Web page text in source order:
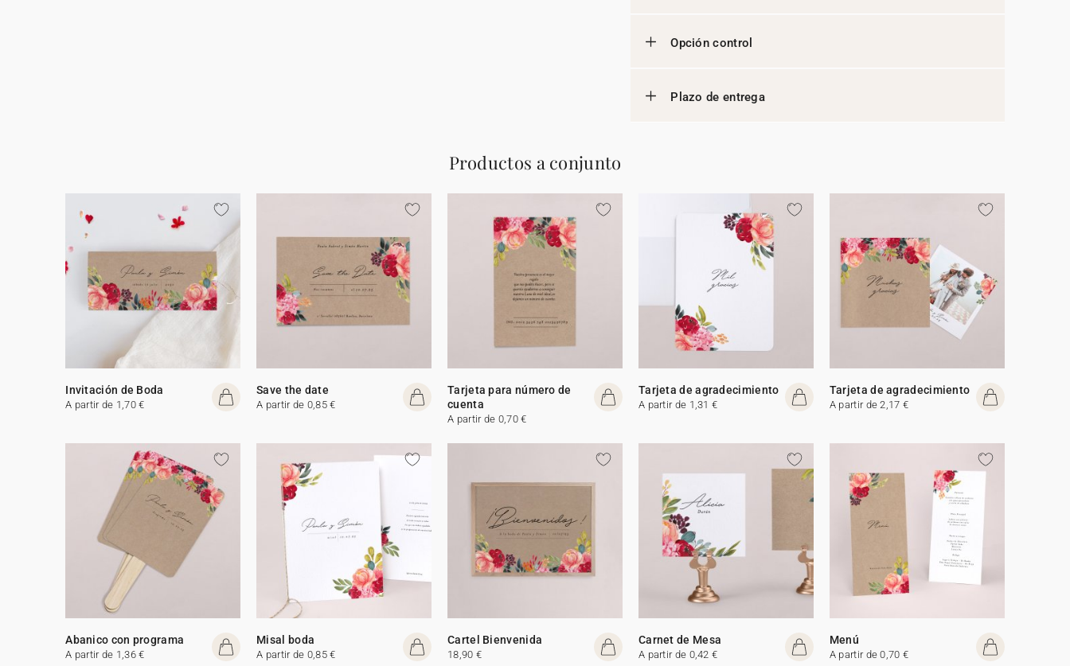
Opción control
Plazo de entrega
Productos a conjunto
Invitación de Boda
A partir de 1,70 €
Save the date
A partir de 0,85 €
Tarjeta para número de
cuenta
A partir de 0,70 €
Tarjeta de agradecimiento
A partir de 1,31 €
Tarjeta de agradecimiento
A partir de 2,17 €
Abanico con programa
A partir de 1,36 €
Misal boda
A partir de 0,85 €
Cartel Bienvenida
18,90 €
Carnet de Mesa
A partir de 0,42 €
Menú
A partir de 0,70 €